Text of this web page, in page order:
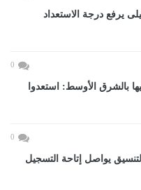
يرفع درجة الاستعداد
0
بالشرق الأوسط: استعدوا
0
2026.. موقع التنسيق يواصل إتاحة التسجيل